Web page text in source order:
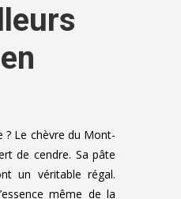
Le chèvre du Mont-
de cendre. Sa pâte
un véritable régal.
même de la